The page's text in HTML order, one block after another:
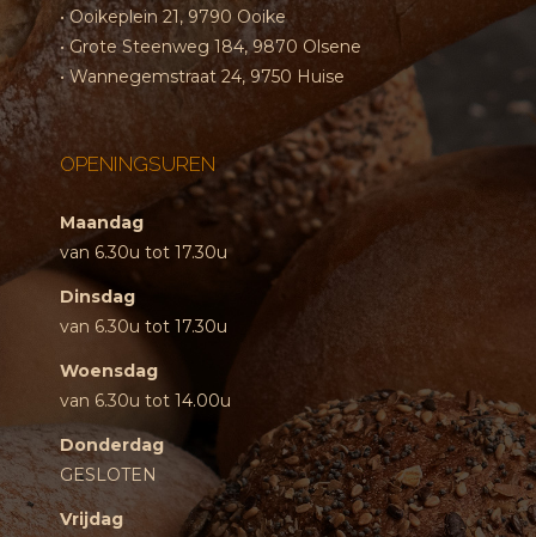
• Ooikeplein 21, 9790 Ooike
• Grote Steenweg 184, 9870 Olsene
• Wannegemstraat 24, 9750 Huise
OPENINGSUREN
Maandag
van 6.30u tot 17.30u
Dinsdag
van 6.30u tot 17.30u
Woensdag
van 6.30u tot 14.00u
Donderdag
GESLOTEN
Vrijdag